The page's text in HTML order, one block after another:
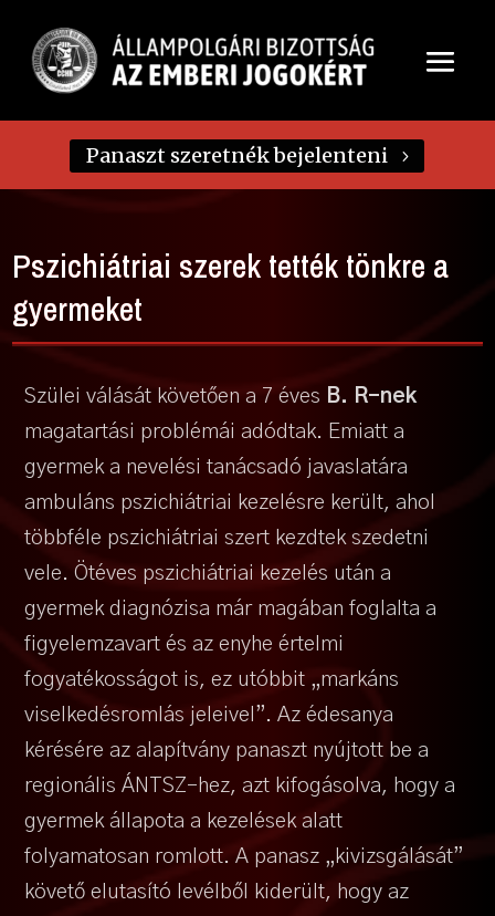
Panaszt szeretnék bejelenteni
Pszichiátriai szerek tették tönkre a
gyermeket
Szülei válását követően a 7 éves B. R-nek
magatartási problémái adódtak. Emiatt a
gyermek a nevelési tanácsadó javaslatára
ambuláns pszichiátriai kezelésre került, ahol
többféle pszichiátriai szert kezdtek szedetni
vele. Ötéves pszichiátriai kezelés után a
gyermek diagnózisa már magában foglalta a
figyelemzavart és az enyhe értelmi
fogyatékosságot is, ez utóbbit „markáns
viselkedésromlás jeleivel”. Az édesanya
kérésére az alapítvány panaszt nyújtott be a
regionális ÁNTSZ-hez, azt kifogásolva, hogy a
gyermek állapota a kezelések alatt
folyamatosan romlott. A panasz „kivizsgálását”
követő elutasító levélből kiderült, hogy az